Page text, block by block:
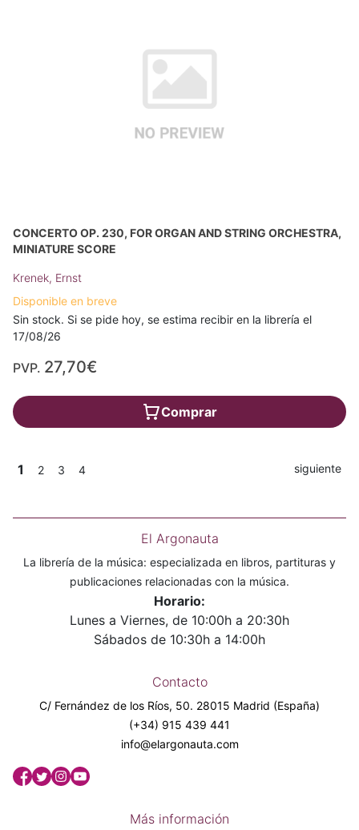
CONCERTO OP. 230, FOR ORGAN AND STRING ORCHESTRA,
MINIATURE SCORE
Krenek, Ernst
Disponible en breve
Sin stock. Si se pide hoy, se estima recibir en la librería el
17/08/26
PVP. 27,70€
Comprar
1 2 3 4 siguiente
El Argonauta
La librería de la música: especializada en libros, partituras y
publicaciones relacionadas con la música.
Horario:
Lunes a Viernes, de 10:00h a 20:30h
Sábados de 10:30h a 14:00h
Contacto
C/ Fernández de los Ríos, 50. 28015 Madrid (España)
(+34) 915 439 441
info@elargonauta.com
Más información